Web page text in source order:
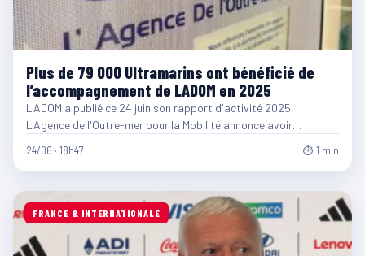
Plus de 79 000 Ultramarins ont bénéficié de
l’accompagnement de LADOM en 2025
LADOM a publié ce 24 juin son rapport d'activité 2025.
L'Agence de l'Outre-mer pour la Mobilité annonce avoir…
24/06 · 18h47 ⏱ 1 min
FRANCE & INTERNATIONALE